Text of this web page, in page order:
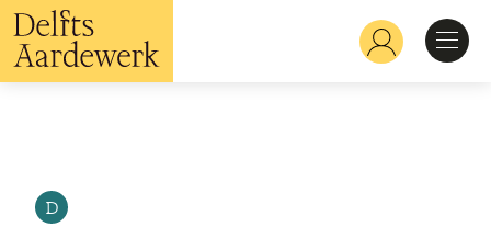
Skip
to
main
content
Hoofdnavigatie
Recognize
D